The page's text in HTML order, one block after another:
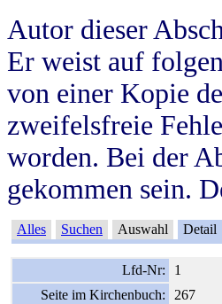
Autor dieser
Er weist auf
von einer Kopie
zweifelsfreie
worden. Bei der
gekommen sein.
Alles Suchen Auswahl Detail
Lfd-Nr:
1
Seite im Kirchenbuch:
267